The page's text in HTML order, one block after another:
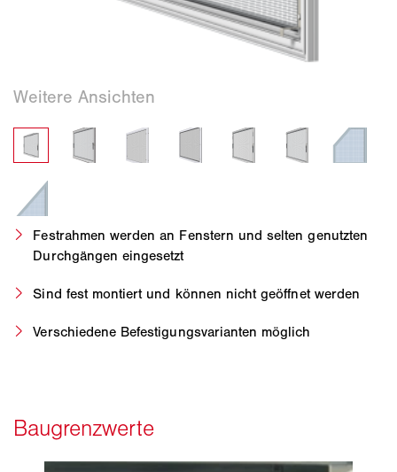
Festrahmen werden an Fenstern und selten genutzten
Durchgängen eingesetzt
Sind fest montiert und können nicht geöffnet werden
Verschiedene Befestigungsvarianten möglich